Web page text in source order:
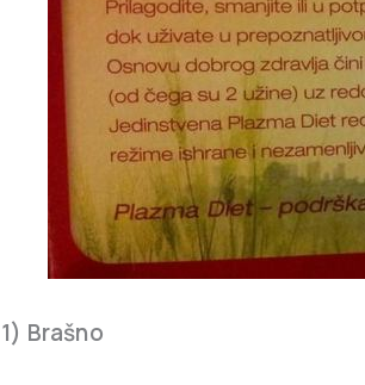
1) Brašno